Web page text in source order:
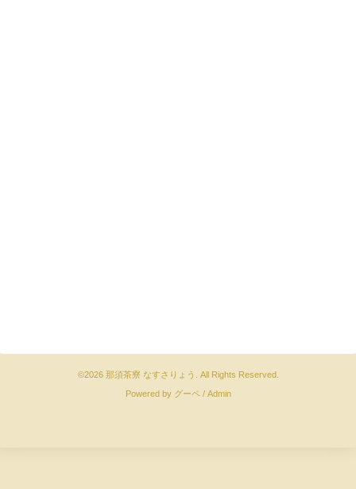
©2026 那須茶寮 なすさりょう
. All Rights Reserved.
Powered by グーペ/ Admin